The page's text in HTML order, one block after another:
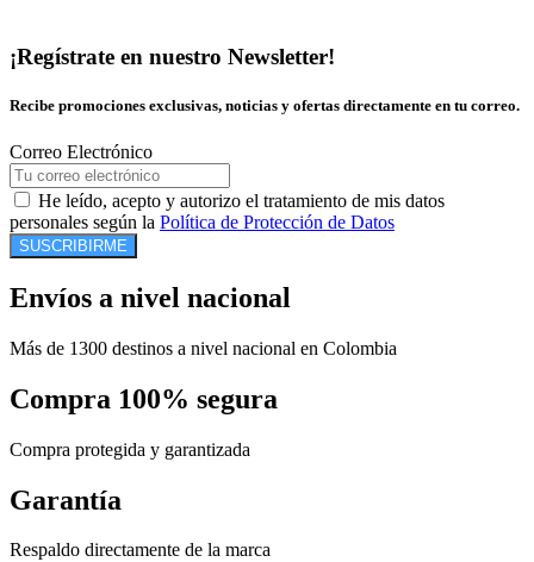
¡Regístrate en nuestro Newsletter!
Recibe promociones exclusivas, noticias y ofertas directamente en tu correo.
Correo Electrónico
He leído, acepto y autorizo el tratamiento de mis datos
personales según la Política de Protección de Datos
SUSCRIBIRME
Envíos a nivel nacional
Más de 1300 destinos a nivel nacional en Colombia
Compra 100% segura
Compra protegida y garantizada
Garantía
Respaldo directamente de la marca